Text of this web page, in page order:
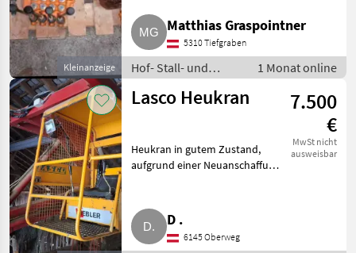
Kleinanzeige
Schaltschrank,
Hydraulikaggregat,
Hydraulikmotor, Steuerblock,
Laufrollen neu. Bei Interesse
bitte m
Matthias Graspointner
5310 Tiefgraben
Hof- Stall- und
Weidetechnik /
Heutechnik
1 Monat online
Lasco Heukran
7.500
€
MwSt nicht
ausweisbar
Heukran in gutem Zustand,
aufgrund einer Neuanschaffung
Telefonnummer am letzten Bild
angenommen. Hof- Sta
D .
6145 Oberweg